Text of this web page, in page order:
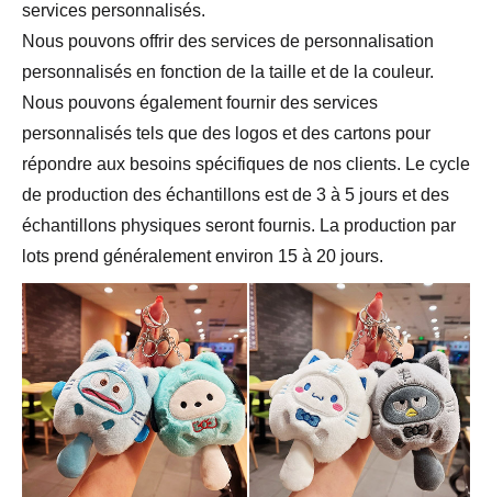
services personnalisés.
Nous pouvons offrir des services de personnalisation
personnalisés en fonction de la taille et de la couleur.
Nous pouvons également fournir des services
personnalisés tels que des logos et des cartons pour
répondre aux besoins spécifiques de nos clients. Le cycle
de production des échantillons est de 3 à 5 jours et des
échantillons physiques seront fournis. La production par
lots prend généralement environ 15 à 20 jours.